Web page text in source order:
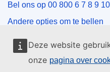
Deze website
onze pagina over
Bel ons op 00 800 6 7 8 9
Andere opties om te bellen
Schrijf ons via het
Ontmoet ons in een van de